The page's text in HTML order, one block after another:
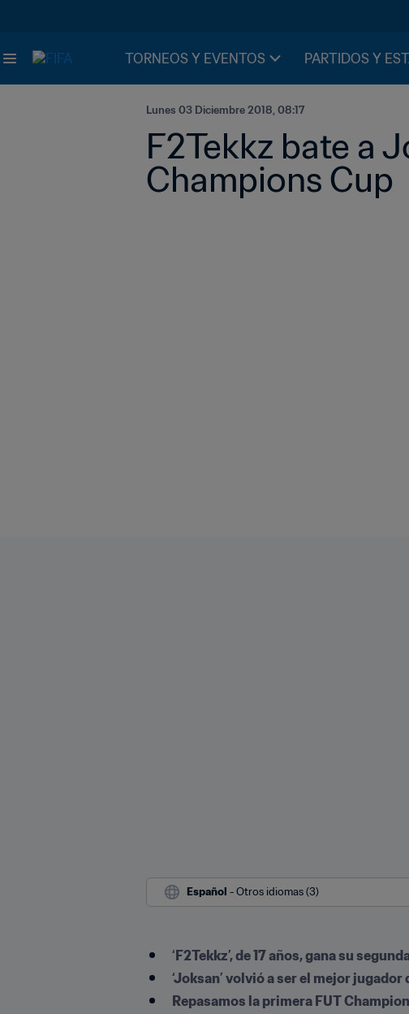
TORNEOS Y EVENTOS PARTIDOS Y
Lunes 03 Diciembre 2018, 08:17
F2Tekkz bate a
Champions Cup
Español - Otros idiomas (3)
‘F2Tekkz’, de 17 años, gana su
‘Joksan’ volvió a ser el mejor
Repasamos la primera FUT